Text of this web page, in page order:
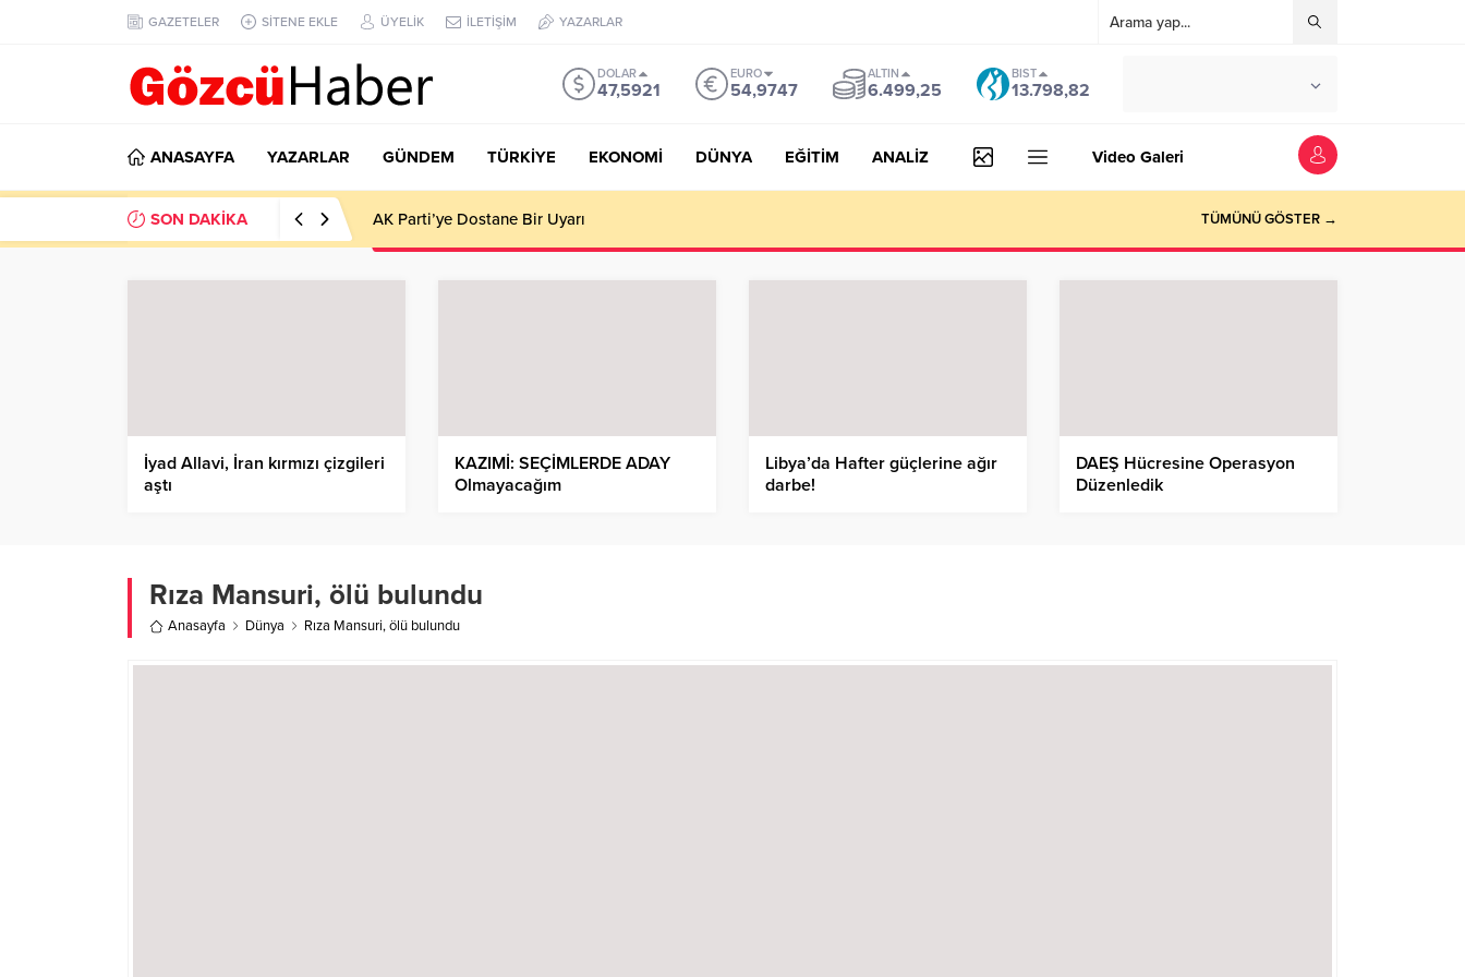
GAZETELER SİTENE EKLE ÜYELİK İLETİŞİM YAZARLAR
DOLAR
47,5921
EURO
54,9747
ALTIN
6.499,25
BIST
13.798,82
ANASAYFA YAZARLAR GÜNDEM TÜRKİYE EKONOMİ DÜNYA EĞİTİM ANALİZ Video Galeri
SON DAKİKA AK Parti’ye Dostane Bir Uyarı TÜMÜNÜ GÖSTER →
İyad Allavi, İran kırmızı çizgileri
aştı
KAZIMİ: SEÇİMLERDE ADAY
Olmayacağım
Libya’da Hafter güçlerine ağır
darbe!
DAEŞ Hücresine Operasyon
Düzenledik
Rıza Mansuri, ölü bulundu
Anasayfa Dünya Rıza Mansuri, ölü bulundu